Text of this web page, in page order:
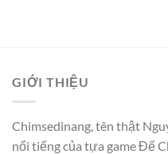
GIỚI THIỆU
Chimsedinang, tên thật
nổi tiếng của tựa game Đế